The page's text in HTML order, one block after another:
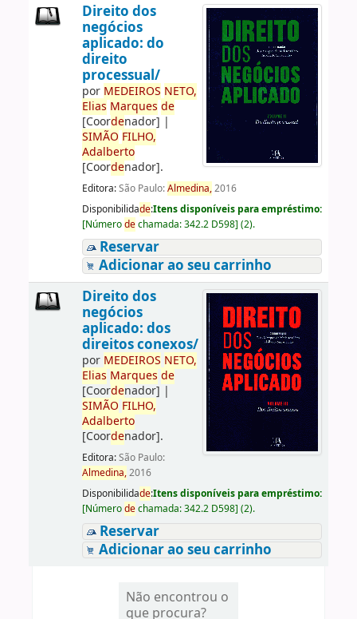
Direito dos
negócios
aplicado: do
direito
processual/
por MEDEIROS NETO,
Elias Marques de
[Coordenador] |
SIMÃO FILHO,
Adalberto
[Coordenador].
Editora:São Paulo:Almedina,2016
Disponibilidade:Itens disponíveis para empréstimo:
[Númerodechamada:342.2 D598] (2).
Reservar
Adicionar ao seu carrinho
Direito dos
negócios
aplicado: dos
direitos conexos/
por MEDEIROS NETO,
Elias Marques de
[Coordenador] |
SIMÃO FILHO,
Adalberto
[Coordenador].
Editora:São Paulo:
Almedina,2016
Disponibilidade:Itens disponíveis para empréstimo:
[Númerodechamada:342.2 D598] (2).
Reservar
Adicionar ao seu carrinho
Não encontrou o
que procura?